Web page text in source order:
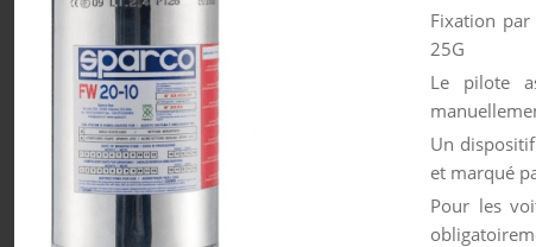
Fixation
25G
Le pilote
Un
et marqué
Pour les